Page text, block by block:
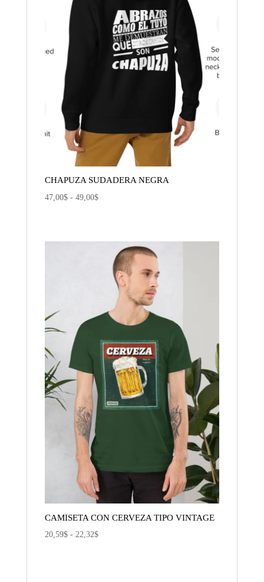
CHAPUZA SUDADERA NEGRA
47,00$ - 49,00$Rango
47,00$
hasta
49,00$
CAMISETA CON CERVEZA TIPO VINTAGE
20,59$ - 22,32$Rango